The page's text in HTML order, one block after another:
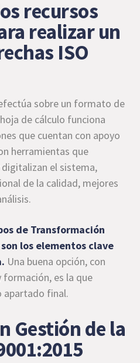
recursos
realizar un
ISO
sobre un formato de
de cálculo funciona
que cuentan con apoyo
herramientas que
el sistema,
de la calidad, mejores
de Transformación
los elementos clave
Una buena opción, con
formación, es la que
apartado final.
Gestión de la